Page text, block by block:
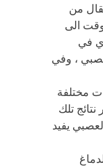
من
الى
في
، وفي
مختلفة
تلك
يفيد